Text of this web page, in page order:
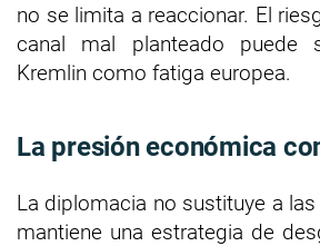
no se limita a reaccionar. El
canal mal planteado
Kremlin como fatiga europea.
La presión económica
La diplomacia no sustituye a
mantiene una estrategia de